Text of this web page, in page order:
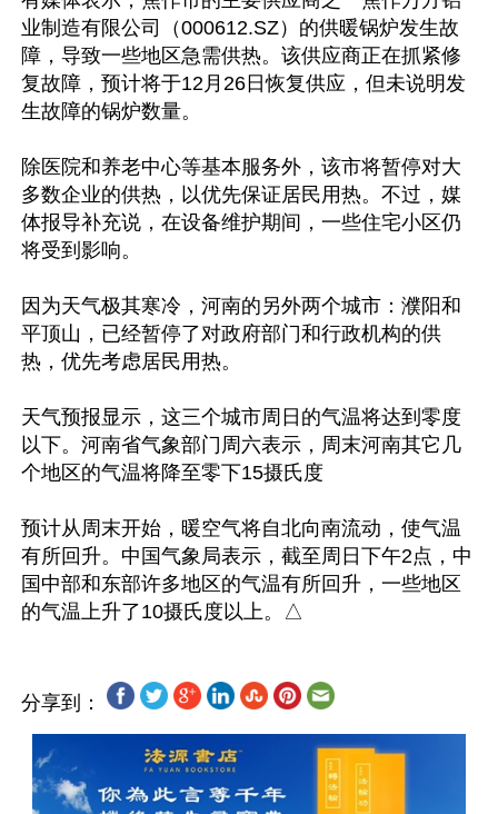
业制造有限公司（000612.SZ）的供暖锅炉发生故
障，导致一些地区急需供热。该供应商正在抓紧修
复故障，预计将于12月26日恢复供应，但未说明发
生故障的锅炉数量。
除医院和养老中心等基本服务外，该市将暂停对大
多数企业的供热，以优先保证居民用热。不过，媒
体报导补充说，在设备维护期间，一些住宅小区仍
将受到影响。
因为天气极其寒冷，河南的另外两个城市：濮阳和
平顶山，已经暂停了对政府部门和行政机构的供
热，优先考虑居民用热。
天气预报显示，这三个城市周日的气温将达到零度
以下。河南省气象部门周六表示，周末河南其它几
个地区的气温将降至零下15摄氏度
预计从周末开始，暖空气将自北向南流动，使气温
有所回升。中国气象局表示，截至周日下午2点，中
国中部和东部许多地区的气温有所回升，一些地区
分享到：